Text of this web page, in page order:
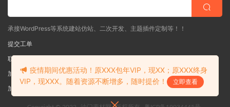
承接WordPress等系统建站仿站、二次开发、主题插件定制等！！
提交工单
联系客服
加入QQ一群（验证: mobantu）
加入QQ二群
疫情期间优惠活动！原XXX包年VIP，现XX；原XXX终身
VIP，现XXX。随着资源不断增多，随时提价！
立即查看